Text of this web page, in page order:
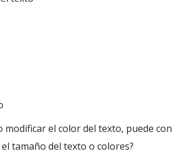
el color del texto, puede
tamaño del texto o colores?